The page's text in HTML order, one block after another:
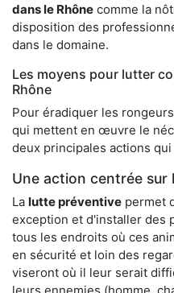
dans le Rhône comme la
disposition des
dans le domaine.
Les moyens pour lutter
Rhône
Pour éradiquer les
qui mettent en œuvre le
deux principales actions
Une action centrée
La lutte préventive permet
exception et d'installer des
tous les endroits où ces
en sécurité et loin des
viseront où il leur serait
leurs ennemies (homme,